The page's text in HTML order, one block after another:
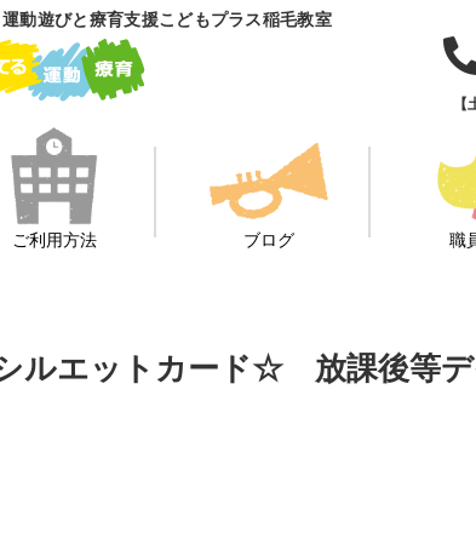
動遊びと療育支援こどもプラス稲毛教室
ご利用方法 ブログ 職
ルエットカード☆ 放課後等デ